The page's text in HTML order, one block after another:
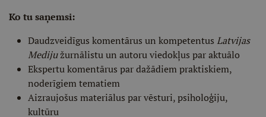
Ko tu saņemsi:
Daudzveidīgus komentārus un kompetentus Latvijas
Medijužurnālistu un autoru viedokļus par aktuālo
Ekspertu komentārus par dažādiem praktiskiem,
noderīgiem tematiem
Aizraujošus materiālus par vēsturi, psiholoģiju,
kultūru